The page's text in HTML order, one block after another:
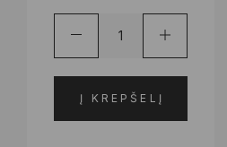
Į KREPŠELĮ